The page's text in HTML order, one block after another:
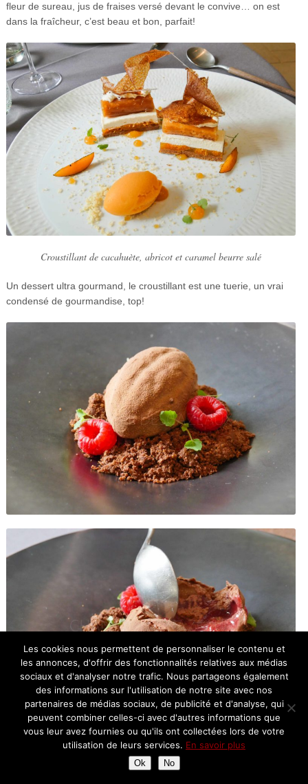
fleur de sureau, jus de fraises versé devant le convive… on est
dans la fraîcheur, c’est beau et bon, parfait!
Croustillant de cacahuète, abricot et caramel beurre salé
Un dessert ultra gourmand, le croustillant est une tuerie, un vrai
condensé de gourmandise, top!
Cabosse chocolat, framboise, poivron rouge
Puissance du chocolat rafraîchi par la framboise et le poivron en
Les cookies nous permettent de personnaliser le contenu et
les annonces, d'offrir des fonctionnalités relatives aux médias
sociaux et d'analyser notre trafic. Nous partageons également
des informations sur l'utilisation de notre site avec nos
partenaires de médias sociaux, de publicité et d'analyse, qui
peuvent combiner celles-ci avec d'autres informations que
vous leur avez fournies ou qu'ils ont collectées lors de votre
utilisation de leurs services. En savoir plus
Ok No